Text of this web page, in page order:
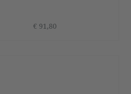
€ 91,80